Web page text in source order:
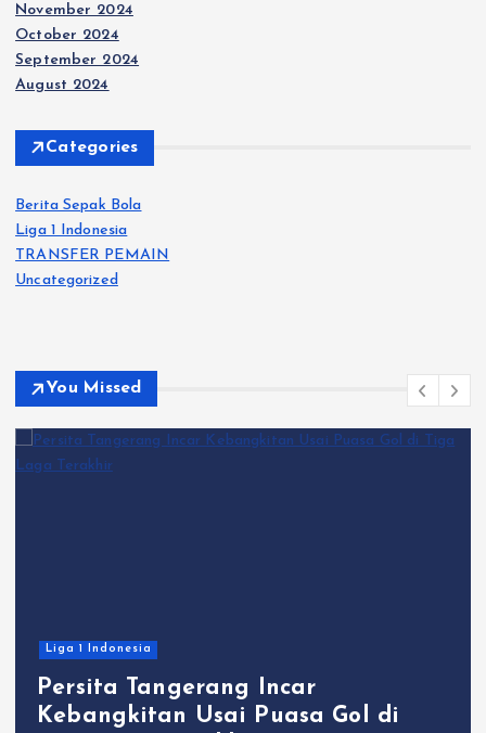
November 2024
October 2024
September 2024
August 2024
Categories
Berita Sepak Bola
Liga 1 Indonesia
TRANSFER PEMAIN
Uncategorized
You Missed
Liga 1 Indonesia
Persita Tangerang Incar
Kebangkitan Usai Puasa Gol di